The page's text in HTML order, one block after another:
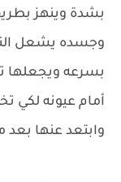
بشدة وينهز
وجسده يشعل
بسرعه ويجعلها
أمام عيونه لكي
وابتعد عنها بعد